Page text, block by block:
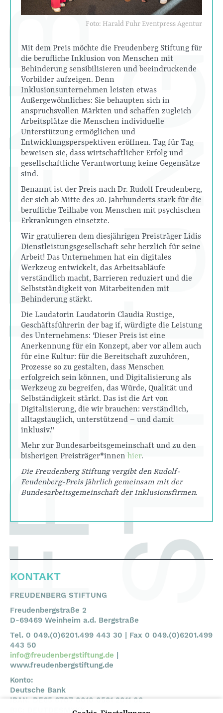
Foto: Harald Fuhr Eventpress Agentur
Mit dem Preis möchte die Freudenberg Stiftung für
die berufliche Inklusion von Menschen mit
Behinderung sensibilisieren und beeindruckende
Vorbilder aufzeigen. Denn
Inklusionsunternehmen leisten etwas
Außergewöhnliches: Sie behaupten sich in
anspruchsvollen Märkten und schaffen zugleich
Arbeitsplätze die Menschen individuelle
Unterstützung ermöglichen und
Entwicklungsperspektiven eröffnen. Tag für Tag
beweisen sie, dass wirtschaftlicher Erfolg und
gesellschaftliche Verantwortung keine Gegensätze
sind.
Benannt ist der Preis nach Dr. Rudolf Freudenberg,
der sich ab Mitte des 20. Jahrhunderts stark für die
berufliche Teilhabe von Menschen mit psychischen
Erkrankungen einsetzte.
Wir gratulieren dem diesjährigen Preisträger Lidis
Dienstleistungsgesellschaft sehr herzlich für seine
Arbeit! Das Unternehmen hat ein digitales
Werkzeug entwickelt, das Arbeitsabläufe
verständlich macht, Barrieren reduziert und die
Selbstständigkeit von Mitarbeitenden mit
Behinderung stärkt.
Die Laudatorin Laudatorin Claudia Rustige,
Geschäftsführerin der bag if, würdigte die Leistung
des Unternehmens: "Dieser Preis ist eine
Anerkennung für ein Konzept, aber vor allem auch
für eine Kultur: für die Bereitschaft zuzuhören,
Prozesse so zu gestalten, dass Menschen
erfolgreich sein können, und Digitalisierung als
Werkzeug zu begreifen, das Würde, Qualität und
Selbständigkeit stärkt. Das ist die Art von
Digitalisierung, die wir brauchen: verständlich,
alltagstauglich, unterstützend – und damit
inklusiv."
Mehr zur Bundesarbeitsgemeinschaft und zu den
bisherigen Preisträger*innen hier.
Die Freudenberg Stiftung vergibt den Rudolf-
Feudenberg-Preis jährlich gemeinsam mit der
Bundesarbeitsgemeinschaft der Inklusionsfirmen.
KONTAKT
FREUDENBERG STIFTUNG
Freudenbergstraße 2
D-69469 Weinheim a.d. Bergstraße
Tel. 0 049.(0)6201.499 443 30 | Fax 0 049.(0)6201.499
443 50
info@freudenbergstiftung.de |
www.freudenbergstiftung.de
Konto:
Deutsche Bank
IBAN: DE65 6707 0010 0581 2011 00
BIC: DEUTDESMXXX